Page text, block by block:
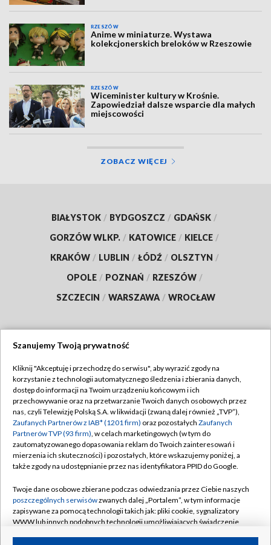
RZESZÓW
Anime w miniaturze. Wystawa
kolekcjonerskich breloków w Rzeszowie
RZESZÓW
Wiceminister kultury w Krośnie.
Zapowiedział dalsze wsparcie dla małych
miejscowości
ZOBACZ WIĘCEJ
BIAŁYSTOK / BYDGOSZCZ / GDAŃSK /
GORZÓW WLKP. / KATOWICE / KIELCE /
KRAKÓW / LUBLIN / ŁÓDŹ / OLSZTYN /
OPOLE / POZNAŃ / RZESZÓW /
SZCZECIN / WARSZAWA / WROCŁAW
TVP
Abonament TVP
Emisja w TVP
Centrum informacji TVP
Naziemna Telewizja Cyfrowa
Rada Programowa
System NOS
Informacje o nadawcy
Regulamin TVP
Polityka prywatności
Moje zgody
Pomoc
Kontakt
Kanały
Szanujemy Twoją prywatność
Kliknij "Akceptuję i przechodzę do serwisu", aby wyrazić zgody na
korzystanie z technologii automatycznego śledzenia i zbierania danych,
dostęp do informacji na Twoim urządzeniu końcowym i ich
przechowywanie oraz na przetwarzanie Twoich danych osobowych przez
nas, czyli Telewizję Polską S.A. w likwidacji (zwaną dalej również „TVP”),
Zaufanych Partnerów z IAB* (1201 firm) oraz pozostałych Zaufanych
Partnerów TVP (93 firm), w celach marketingowych (w tym do
zautomatyzowanego dopasowania reklam do Twoich zainteresowań i
mierzenia ich skuteczności) i pozostałych, które wskazujemy poniżej, a
także zgody na udostępnianie przez nas identyfikatora PPID do Google.
Twoje dane osobowe zbierane podczas odwiedzania przez Ciebie naszych
poszczególnych serwisówzwanych dalej „Portalem”, w tym informacje
zapisywane za pomocą technologii takich jak: pliki cookie, sygnalizatory
WWW lub innych podobnych technologii umożliwiających świadczenie